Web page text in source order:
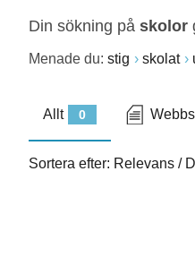
Din sökning på skolor
Menade du: stig skolat
0
Allt
Sortera efter: Relevans /